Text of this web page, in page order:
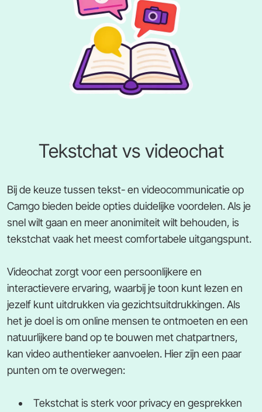
Tekstchat vs videochat
Bij de keuze tussen tekst- en videocommunicatie op
Camgo bieden beide opties duidelijke voordelen. Als je
snel wilt gaan en meer anonimiteit wilt behouden, is
tekstchat vaak het meest comfortabele uitgangspunt.
Videochat zorgt voor een persoonlijkere en
interactievere ervaring, waarbij je toon kunt lezen en
jezelf kunt uitdrukken via gezichtsuitdrukkingen. Als
het je doel is om online mensen te ontmoeten en een
natuurlijkere band op te bouwen met chatpartners,
kan video authentieker aanvoelen. Hier zijn een paar
punten om te overwegen:
Tekstchat is sterk voor privacy en gesprekken